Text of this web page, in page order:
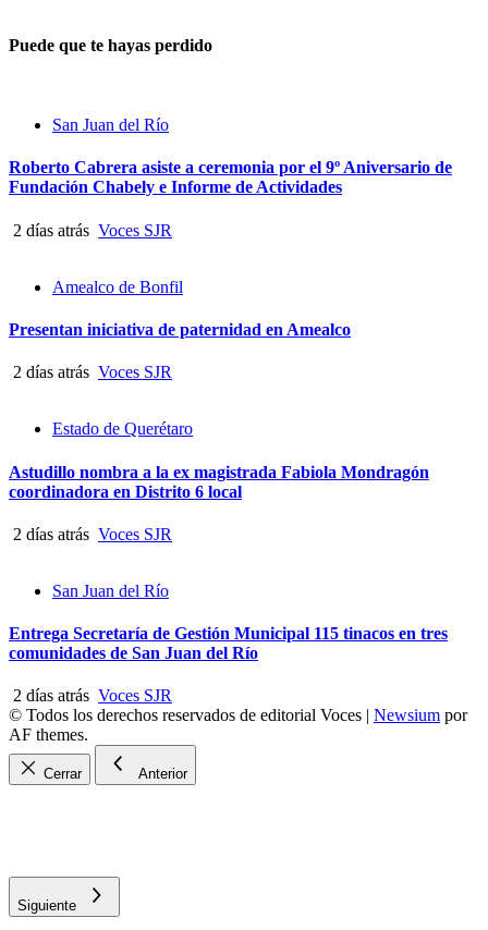
Puede que te hayas perdido
San Juan del Río
Roberto Cabrera asiste a ceremonia por el 9º Aniversario de
Fundación Chabely e Informe de Actividades
2 días atrás Voces SJR
Amealco de Bonfil
Presentan iniciativa de paternidad en Amealco
2 días atrás Voces SJR
Estado de Querétaro
Astudillo nombra a la ex magistrada Fabiola Mondragón
coordinadora en Distrito 6 local
2 días atrás Voces SJR
San Juan del Río
Entrega Secretaría de Gestión Municipal 115 tinacos en tres
comunidades de San Juan del Río
2 días atrás Voces SJR
© Todos los derechos reservados de editorial Voces | Newsium por
AF themes.
Cerrar Anterior
Siguiente